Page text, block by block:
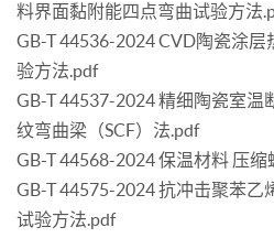
料界面黏附能四点弯曲试验方法
GB-T 44536-2024 CVD陶瓷涂
验方法.pdf
GB-T 44537-2024 精细陶瓷室温
纹弯曲梁（SCF）法.pdf
GB-T 44568-2024 保温材料 压
GB-T 44575-2024 抗冲击聚苯乙
试验方法.pdf